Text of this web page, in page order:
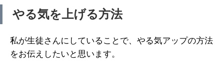
やる気を上げる方法
私が生徒さんにしていることで、やる気アップの方法
をお伝えしたいと思います。